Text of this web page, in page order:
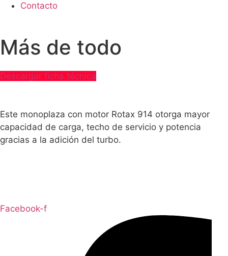
Contacto
Más de todo
Descargar ficha técnica
Este monoplaza con motor Rotax 914 otorga mayor
capacidad de carga, techo de servicio y potencia
gracias a la adición del turbo.
Facebook-f